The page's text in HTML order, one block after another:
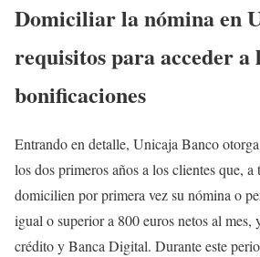
Domiciliar la nómina en
requisitos para acceder a
bonificaciones
Entrando en detalle, Unicaja Banco
los dos primeros años a los clientes que, a
domicilien por primera vez su nómina o
igual o superior a 800 euros netos al mes,
crédito y Banca Digital. Durante este